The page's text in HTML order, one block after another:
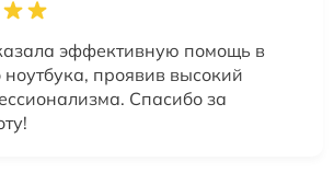
эффективную помощь в
ноутбука, проявив высокий
Спасибо за